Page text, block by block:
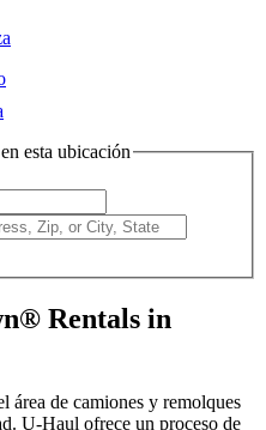
esta ubicación
Rentals in
área de camiones y remolques
U-Haul ofrece un proceso de